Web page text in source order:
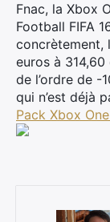
Fnac, la Xbox
Football FIFA
concrètement,
euros à
de l’ordre de -
qui n’est déjà
Pack Xbox